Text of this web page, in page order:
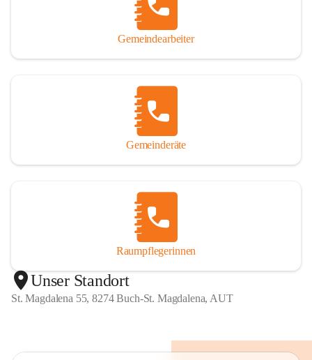
Gemeindearbeiter
Gemeinderäte
Raumpflegerinnen
Unser Standort
St. Magdalena 55, 8274 Buch-St. Magdalena, AUT